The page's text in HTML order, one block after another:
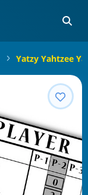
Yatzy Yahtzee